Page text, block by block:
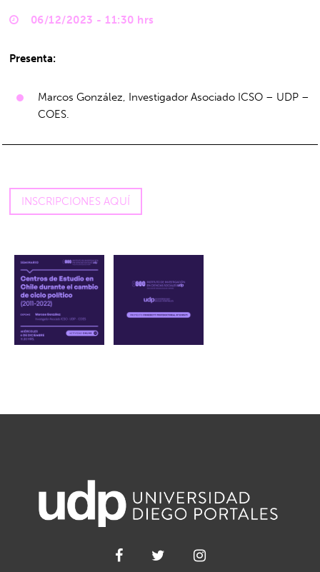
06/12/2023 - 11:30 hrs
Presenta:
Marcos González, Investigador Asociado ICSO – UDP –
COES.
INSCRIPCIONES AQUÍ